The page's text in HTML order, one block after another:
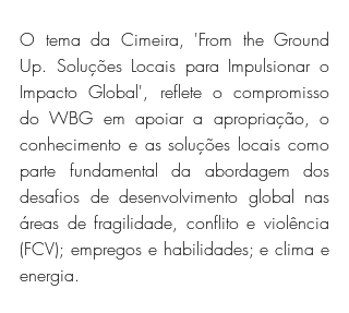
O tema da Cimeira, 'From the Ground
Up. Soluções Locais para Impulsionar o
Impacto Global', reflete o compromisso
do WBG em apoiar a apropriação, o
conhecimento e as soluções locais como
parte fundamental da abordagem dos
desafios de desenvolvimento global nas
áreas de fragilidade, conflito e violência
(FCV); empregos e habilidades; e clima e
energia.